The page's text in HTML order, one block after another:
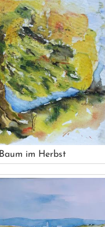
Baum im Herbst